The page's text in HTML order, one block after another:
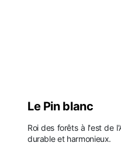
Le Pin blanc
Roi des forêts à l'est de
durable et harmonieux.